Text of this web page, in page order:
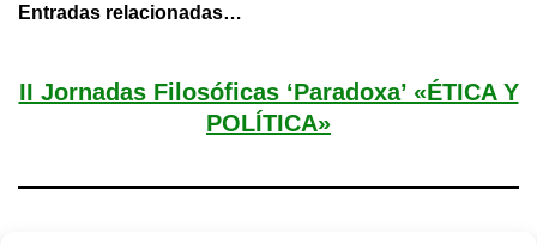
Entradas relacionadas…
II Jornadas Filosóficas ‘Paradoxa’ «ÉTICA Y
POLÍTICA»